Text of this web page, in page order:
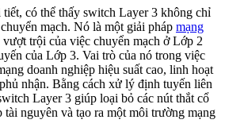
có thể thấy switch Layer 3 không chỉ
mạch. Nó là một giải pháp mạng
vượt trội của việc chuyển mạch ở Lớp 2
của Lớp 3. Vai trò của nó trong việc
doanh nghiệp hiệu suất cao, linh hoạt
nhận. Bằng cách xử lý định tuyến liên
Layer 3 giúp loại bỏ các nút thắt cổ
tài nguyên và tạo ra một môi trường mạng